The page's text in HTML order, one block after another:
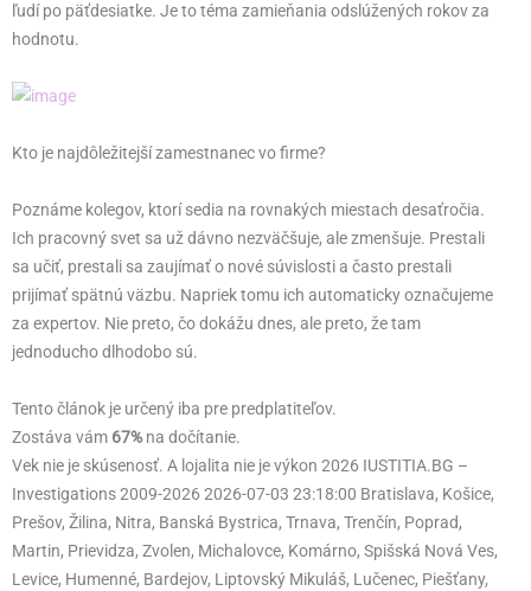
ľudí po päťdesiatke. Je to téma zamieňania odslúžených rokov za
hodnotu.
Kto je najdôležitejší zamestnanec vo firme?
Poznáme kolegov, ktorí sedia na rovnakých miestach desaťročia.
Ich pracovný svet sa už dávno nezväčšuje, ale zmenšuje. Prestali
sa učiť, prestali sa zaujímať o nové súvislosti a často prestali
prijímať spätnú väzbu. Napriek tomu ich automaticky označujeme
za expertov. Nie preto, čo dokážu dnes, ale preto, že tam
jednoducho dlhodobo sú.
Tento článok je určený iba pre predplatiteľov.
Zostáva vám 67%na dočítanie.
Vek nie je skúsenosť. A lojalita nie je výkon 2026 IUSTITIA.BG –
Investigations 2009-2026 2026-07-03 23:18:00 Bratislava, Košice,
Prešov, Žilina, Nitra, Banská Bystrica, Trnava, Trenčín, Poprad,
Martin, Prievidza, Zvolen, Michalovce, Komárno, Spišská Nová Ves,
Levice, Humenné, Bardejov, Liptovský Mikuláš, Lučenec, Piešťany,